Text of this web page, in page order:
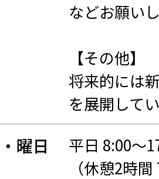
などお願い
【その他】
将来的には
を展開して
曜日
平日 8:00〜
（休憩2時